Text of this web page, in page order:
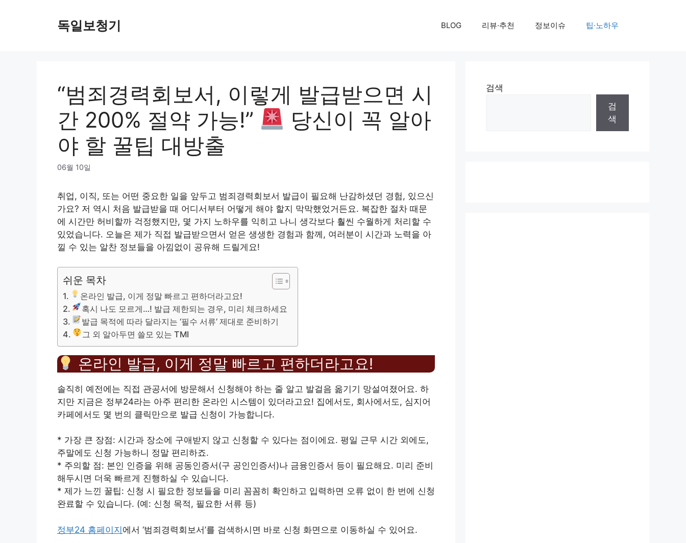
독일보청기 BLOG 리뷰·추천 정보이슈 팁·노하우
“범죄경력회보서, 이렇게 발급받으면 시
간 200% 절약 가능!”
당신이 꼭 알아
야 할 꿀팁 대방출
06월 10일
취업, 이직, 또는 어떤 중요한 일을 앞두고 범죄경력회보서 발급이 필요해 난감하셨던 경험, 있으신
가요? 저 역시 처음 발급받을 때 어디서부터 어떻게 해야 할지 막막했었거든요. 복잡한 절차 때문
에 시간만 허비할까 걱정했지만, 몇 가지 노하우를 익히고 나니 생각보다 훨씬 수월하게 처리할 수
있었습니다. 오늘은 제가 직접 발급받으면서 얻은 생생한 경험과 함께, 여러분이 시간과 노력을 아
낄 수 있는 알찬 정보들을 아낌없이 공유해 드릴게요!
쉬운 목차
온라인 발급, 이게 정말 빠르고 편하더라고요!
혹시 나도 모르게…! 발급 제한되는 경우, 미리 체크하세요
발급 목적에 따라 달라지는 ‘필수 서류’ 제대로 준비하기
그 외 알아두면 쓸모 있는 TMI
온라인 발급, 이게 정말 빠르고 편하더라고요!
솔직히 예전에는 직접 관공서에 방문해서 신청해야 하는 줄 알고 발걸음 옮기기 망설여졌어요. 하
지만 지금은 정부24라는 아주 편리한 온라인 시스템이 있더라고요! 집에서도, 회사에서도, 심지어
카페에서도 몇 번의 클릭만으로 발급 신청이 가능합니다.
* 가장 큰 장점: 시간과 장소에 구애받지 않고 신청할 수 있다는 점이에요. 평일 근무 시간 외에도,
주말에도 신청 가능하니 정말 편리하죠.
* 주의할 점: 본인 인증을 위해 공동인증서(구 공인인증서)나 금융인증서 등이 필요해요. 미리 준비
해두시면 더욱 빠르게 진행하실 수 있습니다.
* 제가 느낀 꿀팁: 신청 시 필요한 정보들을 미리 꼼꼼히 확인하고 입력하면 오류 없이 한 번에 신청
완료할 수 있습니다. (예: 신청 목적, 필요한 서류 등)
정부24 홈페이지에서 ‘범죄경력회보서’를 검색하시면 바로 신청 화면으로 이동하실 수 있어요.
검색
검
색